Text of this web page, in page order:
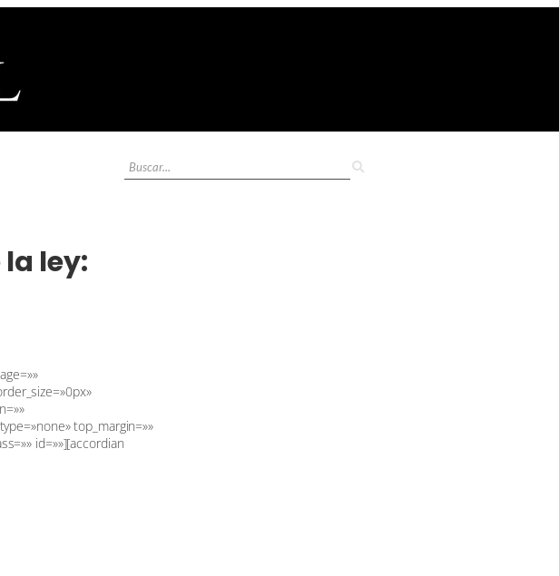
ley:
top_margin=»»
id=»»][accordian